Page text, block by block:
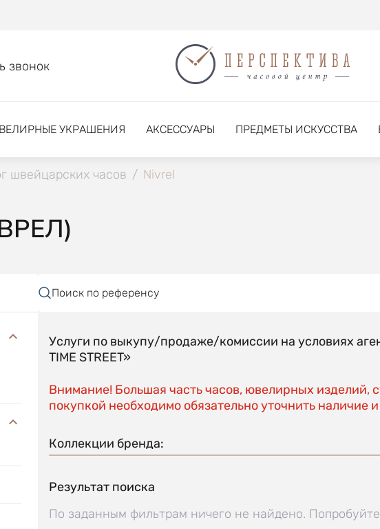
звонок
УКРАШЕНИЯ АКСЕССУАРЫ ПРЕДМЕТЫ ИСКУССТВА
швейцарских часов / Nivrel
Поиск по референсу
Услуги по выкупу/продаже/комиссии на условиях
TIME STREET»
Внимание! Большая часть часов, ювелирных изделий,
покупкой необходимо обязательно уточнить наличие
Коллекции бренда:
Результат поиска
По заданным фильтрам ничего не найдено.